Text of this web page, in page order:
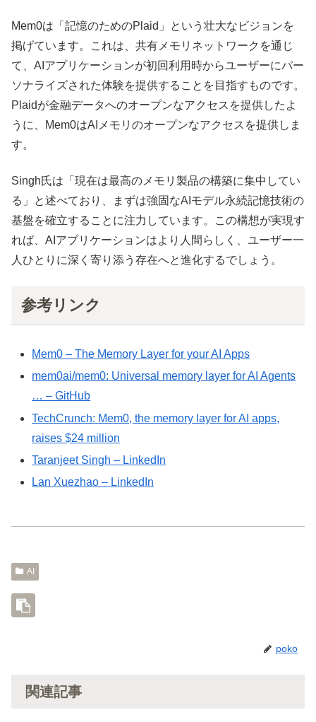
Mem0は「記憶のためのPlaid」という壮大なビジョンを
掲げています。これは、共有メモリネットワークを通じ
て、AIアプリケーションが初回利用時からユーザーにパー
ソナライズされた体験を提供することを目指すものです。
Plaidが金融データへのオープンなアクセスを提供したよ
うに、Mem0はAIメモリのオープンなアクセスを提供しま
す。
Singh氏は「現在は最高のメモリ製品の構築に集中してい
る」と述べており、まずは強固なAIモデル永続記憶技術の
基盤を確立することに注力しています。この構想が実現す
れば、AIアプリケーションはより人間らしく、ユーザー一
人ひとりに深く寄り添う存在へと進化するでしょう。
参考リンク
Mem0 – The Memory Layer for your AI Apps
mem0ai/mem0: Universal memory layer for AI Agents
… – GitHub
TechCrunch: Mem0, the memory layer for AI apps,
raises $24 million
Taranjeet Singh – LinkedIn
Lan Xuezhao – LinkedIn
AI
poko
関連記事